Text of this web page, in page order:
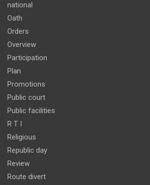
national
Oath
Orders
Overview
Participation
Plan
Promotions
Public court
Public facilities
R T I
Religious
Republic day
Review
Route divert